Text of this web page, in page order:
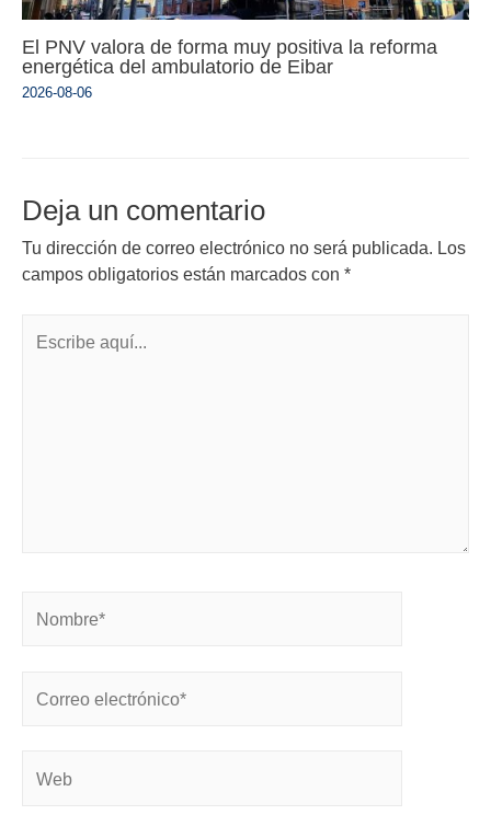
El PNV valora de forma muy positiva la reforma
energética del ambulatorio de Eibar
2026-08-06
Deja un comentario
Tu dirección de correo electrónico no será publicada. Los
campos obligatorios están marcados con *